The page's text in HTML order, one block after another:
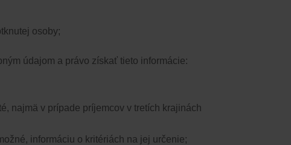
osoby;
údajom a právo získať tieto informácie:
najmä v prípade príjemcov v tretích krajinách
informáciu o kritériách na jej určenie;